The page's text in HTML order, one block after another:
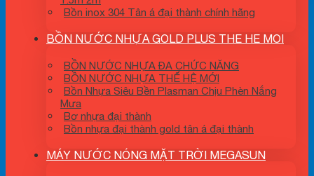
Bồn inox 304 Tân á đại thành chính hãng
BỒN NƯỚC NHỰA GOLD PLUS THE HE MOI
BỒN NƯỚC NHỰA ĐA CHỨC NĂNG
BỒN NƯỚC NHỰA THẾ HỆ MỚI
Bồn Nhựa Siêu Bền Plasman Chịu Phèn Nắng
Mưa
Bơ nhựa đại thành
Bồn nhựa đại thành gold tân á đại thành
MÁY NƯỚC NÓNG MẶT TRỜI MEGASUN